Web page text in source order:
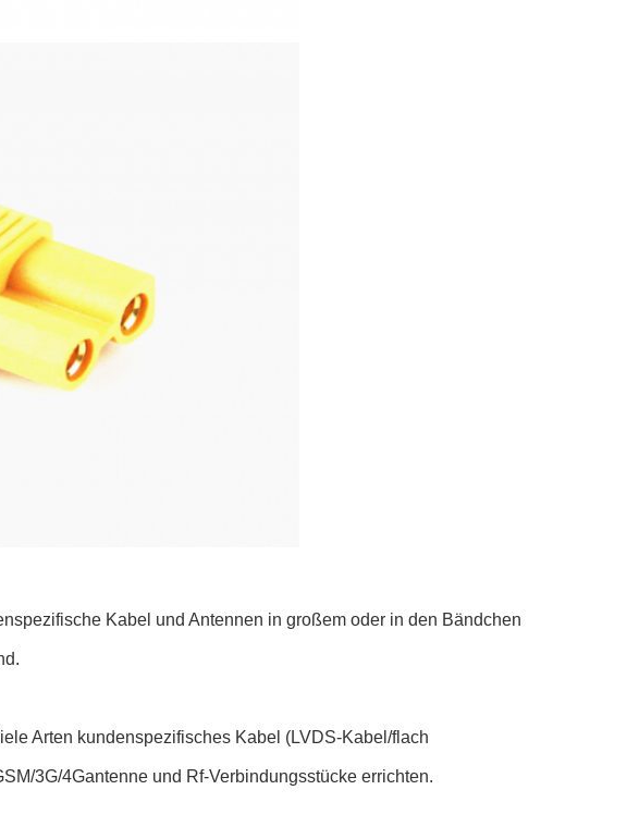
Kabel und Antennen in großem oder in den Bändchen
Arten kundenspezifisches Kabel (LVDS-Kabel/flach
3G/4Gantenne und Rf-Verbindungsstücke errichten.